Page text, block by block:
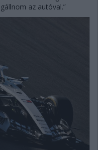
az autóval.”